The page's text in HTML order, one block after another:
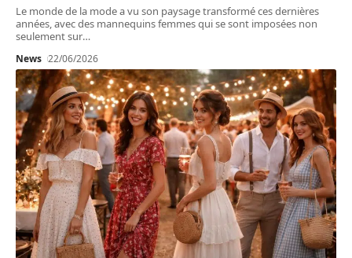
Le monde de la mode a vu son paysage transformé ces dernières
années, avec des mannequins femmes qui se sont imposées non
seulement sur…
News 22/06/2026